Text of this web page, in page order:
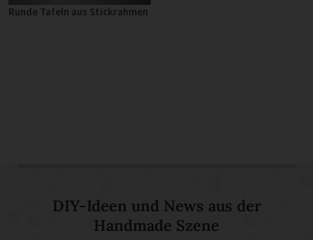
Runde Tafeln aus Stickrahmen
DIY-Ideen und News aus der
Handmade Szene